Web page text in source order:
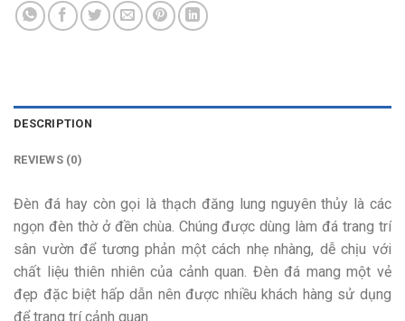
DESCRIPTION
REVIEWS (0)
Đèn đá hay còn gọi là thạch đăng lung nguyên thủy là các
ngọn đèn thờ ở đền chùa. Chúng được dùng làm đá trang trí
sân vườn để tương phản một cách nhẹ nhàng, dễ chịu với
chất liệu thiên nhiên của cảnh quan. Đèn đá mang một vẻ
đẹp đặc biệt hấp dẫn nên được nhiều khách hàng sử dụng
để trang trí cảnh quan.